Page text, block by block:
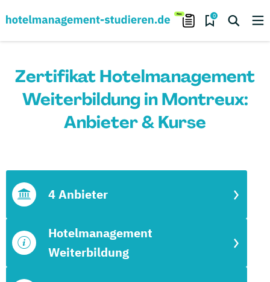
0
Zertifikat Hotelmanagement
Weiterbildung in Montreux:
Anbieter & Kurse
Hotelmanagement
Weiterbildung
4 Anbieter